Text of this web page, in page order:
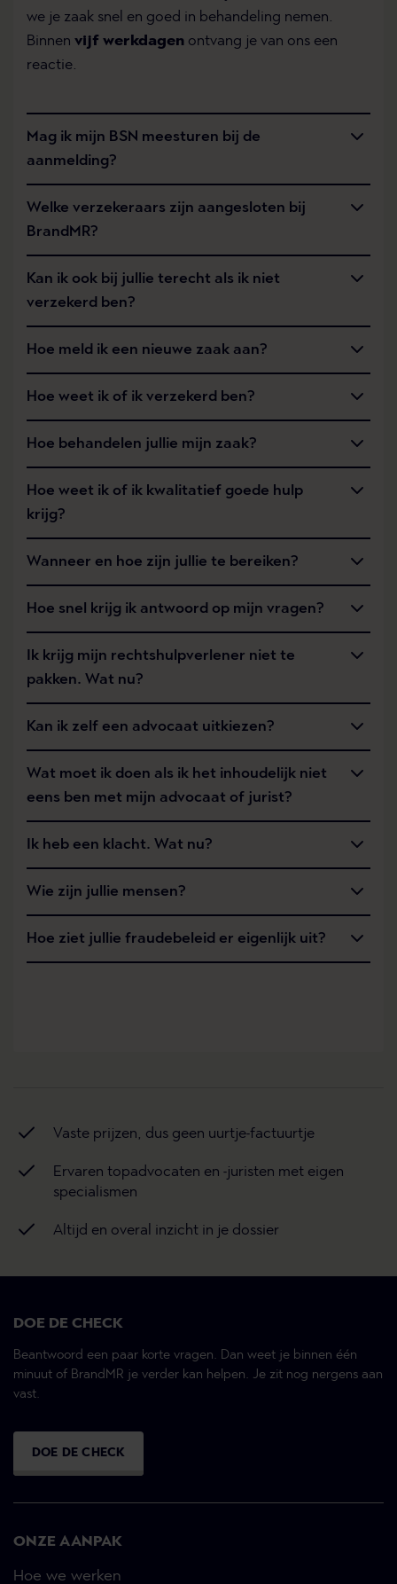
we je zaak snel en goed in behandeling nemen.
Binnen vijf werkdagen ontvang je van ons een
reactie.
Mag ik mijn BSN meesturen bij de
aanmelding?
Welke verzekeraars zijn aangesloten bij
BrandMR?
Kan ik ook bij jullie terecht als ik niet
verzekerd ben?
Hoe meld ik een nieuwe zaak aan?
Hoe weet ik of ik verzekerd ben?
Hoe behandelen jullie mijn zaak?
Hoe weet ik of ik kwalitatief goede hulp
krijg?
Wanneer en hoe zijn jullie te bereiken?
Hoe snel krijg ik antwoord op mijn vragen?
Ik krijg mijn rechtshulpverlener niet te
pakken. Wat nu?
Kan ik zelf een advocaat uitkiezen?
Wat moet ik doen als ik het inhoudelijk niet
eens ben met mijn advocaat of jurist?
Ik heb een klacht. Wat nu?
Wie zijn jullie mensen?
Hoe ziet jullie fraudebeleid er eigenlijk uit?
Vaste prijzen, dus geen uurtje-factuurtje
Ervaren topadvocaten en -juristen met eigen
specialismen
Altijd en overal inzicht in je dossier
ONZE AANPAK
Hoe we werken
DOE DE CHECK
Beantwoord een paar korte vragen. Dan weet je binnen één
minuut of BrandMR je verder kan helpen. Je zit nog nergens aan
vast.
DOE DE CHECK